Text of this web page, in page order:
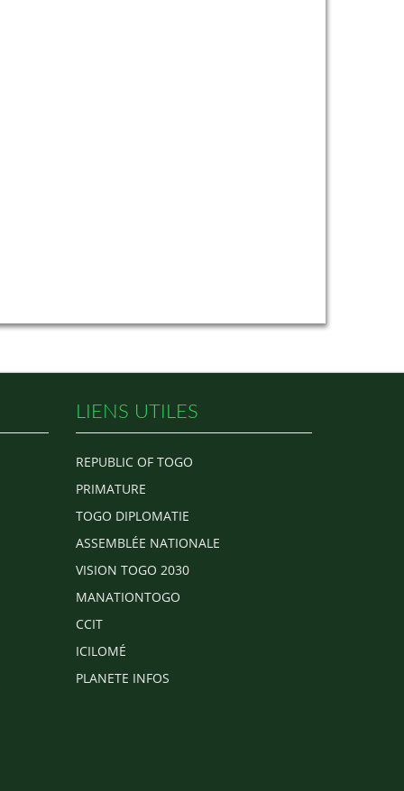
LIENS UTILES
REPUBLIC OF TOGO
PRIMATURE
TOGO DIPLOMATIE
ASSEMBLÉE NATIONALE
VISION TOGO 2030
MANATIONTOGO
CCIT
ICILOMÉ
PLANETE INFOS